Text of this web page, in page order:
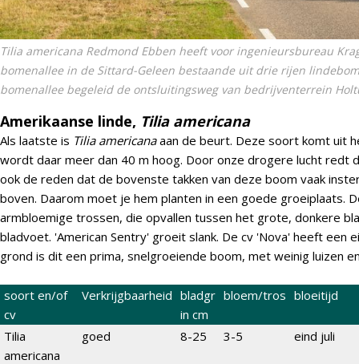
Tilia americana RedmondEbben heeft voor ingenieursbureau
bomenallee in de Sittard-Geleen bestaande uit drie rijen
bomenallee begeleid de ontsluitingsweg van bedrijventerrein
Amerikaanse linde, Tilia americana
Als laatste is Tilia americanaaan de beurt. Deze soort komt uit
wordt daar meer dan 40 m hoog. Door onze drogere lucht redt
ook de reden dat de bovenste takken van deze boom vaak
boven. Daarom moet je hem planten in een goede groeiplaats.
armbloemige trossen, die opvallen tussen het grote, donkere
bladvoet. 'American Sentry' groeit slank. De cv 'Nova' heeft een
grond is dit een prima, snelgroeiende boom, met weinig luizen
soort en/of
cv
Verkrijgbaarheid bladgr
in cm
bloem/tros bloeitijd
Tilia
americana
goed 8-25 3-5 eind juli